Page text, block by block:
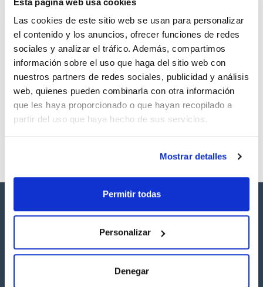
Las cookies de este sitio web se usan para personalizar
el contenido y los anuncios, ofrecer funciones de redes
sociales y analizar el tráfico. Además, compartimos
información sobre el uso que haga del sitio web con
nuestros partners de redes sociales, publicidad y análisis
web, quienes pueden combinarla con otra información
que les haya proporcionado o que hayan recopilado a
partir del uso que haya hecho de sus servicios.
Mostrar detalles
Permitir todas
Personalizar
Denegar
Envase
VIAL
Volumen
100mg
CAS
[97-52-9]
Referencia
SB23000100
x100mg
Comprar
Disponibilidad
Ver stock
Síguenos: